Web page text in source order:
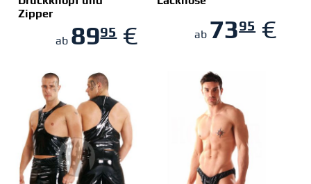
Zipper
ab 8995€
ZUM SHOP
ab 7395€